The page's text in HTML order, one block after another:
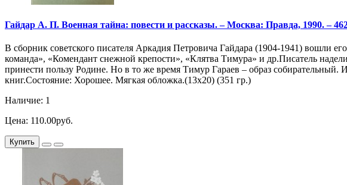
Гайдар А. П. Военная тайна: повести и рассказы. – Москва: Правда, 1990. –
В сборник советского писателя Аркадия Петровича Гайдара (1904-1941) вошли
команда», «Комендант снежной крепости», «Клятва Тимура» и др.Писатель
принести пользу Родине. Но в то же время Тимур Гараев – образ
книг.Состояние: Хорошее. Мягкая обложка.(13х20) (351 гр.)
Наличие: 1
Цена: 110.00руб.
Купить